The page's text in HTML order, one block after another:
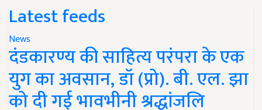
Latest feeds
News
दंडकारण्य की साहित्य परंपरा के एक
युग का अवसान, डॉ (प्रो). बी. एल. झा
को दी गई भावभीनी श्रद्धांजलि